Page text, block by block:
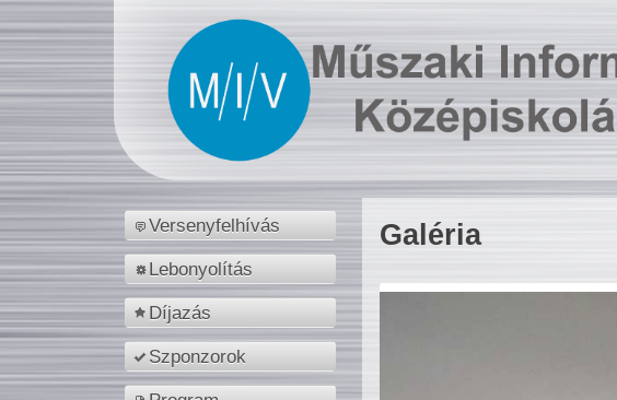
Versenyfelhívás
Lebonyolítás
Díjazás
Szponzorok
Galéria